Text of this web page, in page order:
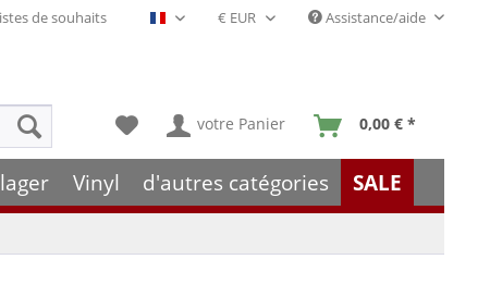
de souhaits Français- FR Assistance/aide
votre Panier 0,00 € *
Vinyl d'autres catégories SALE